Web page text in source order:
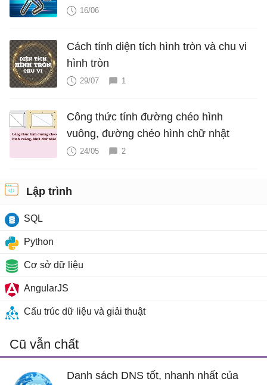
16/06
Cách tính diện tích hình tròn và chu vi
hình tròn
29/07 1
Công thức tính đường chéo hình
vuông, đường chéo hình chữ nhật
24/05 2
Lập trình
SQL
Python
Cơ sở dữ liệu
AngularJS
Cấu trúc dữ liệu và giải thuật
Cũ vẫn chất
Danh sách DNS tốt, nhanh nhất của